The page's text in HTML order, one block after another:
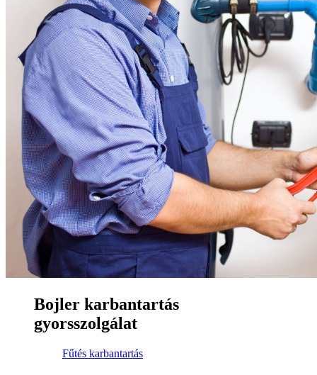
Bojler karbantartás
gyorsszolgálat
Fűtés karbantartás